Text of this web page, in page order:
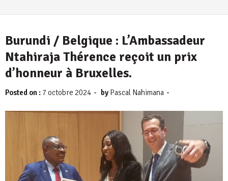
Burundi / Belgique : L’Ambassadeur
Ntahiraja Thérence reçoit un prix
d’honneur à Bruxelles.
Posted on : 7 octobre 2024 - by Pascal Nahimana -